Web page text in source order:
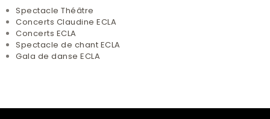
Spectacle Théâtre
Concerts Claudine ECLA
Concerts ECLA
Spectacle de chant ECLA
Gala de danse ECLA